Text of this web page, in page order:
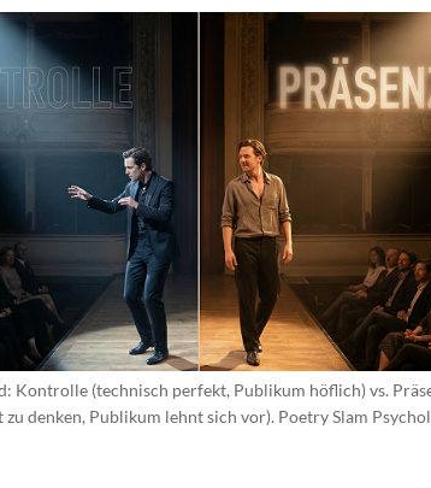
Kontrolle (technisch perfekt, Publikum höflich) vs.
zu denken, Publikum lehnt sich vor). Poetry Slam